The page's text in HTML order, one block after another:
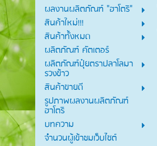
ผลงานผลิตภัณฑ์ "ฮาโตริ"
สินค้าใหม่!!!
สินค้าทั้งหมด
ผลิตภัณฑ์ คัตเตอร์
ผลิตภัณฑ์ปุ๋ยตราปลาโลมา
รวงข้าว
สินค้าขายดี
รูปภาพผลงานผลิตภัณฑ์
ฮาโตริ
บทความ
จำนวนผู้เข้าชมเว็บไซต์